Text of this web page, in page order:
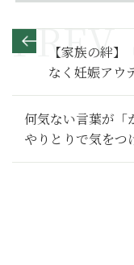
【家族の絆
なく妊娠アウ
のは～その２
何気ない言葉が「
やりとりで気をつ